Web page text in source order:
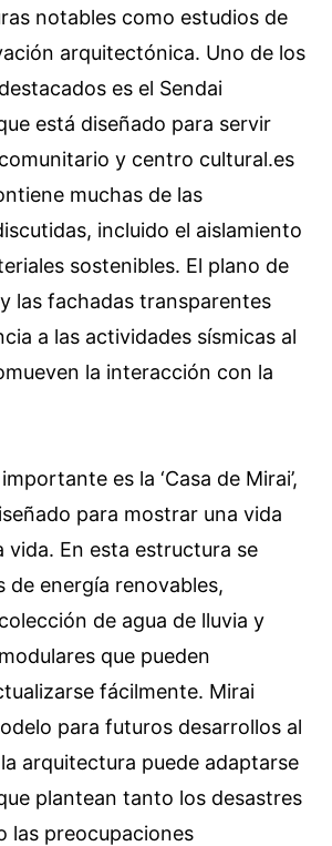
notables como estudios de
arquitectónica. Uno de los
es el Sendai
está diseñado para servir
y centro cultural.es
muchas de las
incluido el aislamiento
sostenibles. El plano de
las fachadas transparentes
a las actividades sísmicas al
la interacción con la
es la ‘Casa de Mirai’,
para mostrar una vida
vida. En esta estructura se
de energía renovables,
de agua de lluvia y
que pueden
fácilmente. Mirai
para futuros desarrollos al
arquitectura puede adaptarse
plantean tanto los desastres
las preocupaciones